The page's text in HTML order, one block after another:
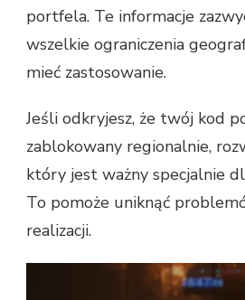
portfela. Te informacje
wszelkie ograniczenia
mieć zastosowanie.
Jeśli odkryjesz, że twój kod
zablokowany regionalnie,
który jest ważny specjalnie
To pomoże uniknąć
realizacji.